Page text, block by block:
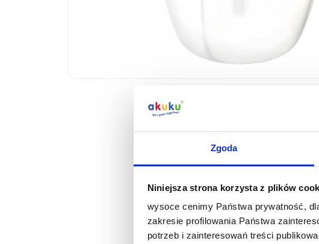
Zgoda
Niniejsza strona korzysta z plików
wysoce cenimy Państwa prywatność,
zakresie profilowania Państwa
potrzeb i zainteresowań treści